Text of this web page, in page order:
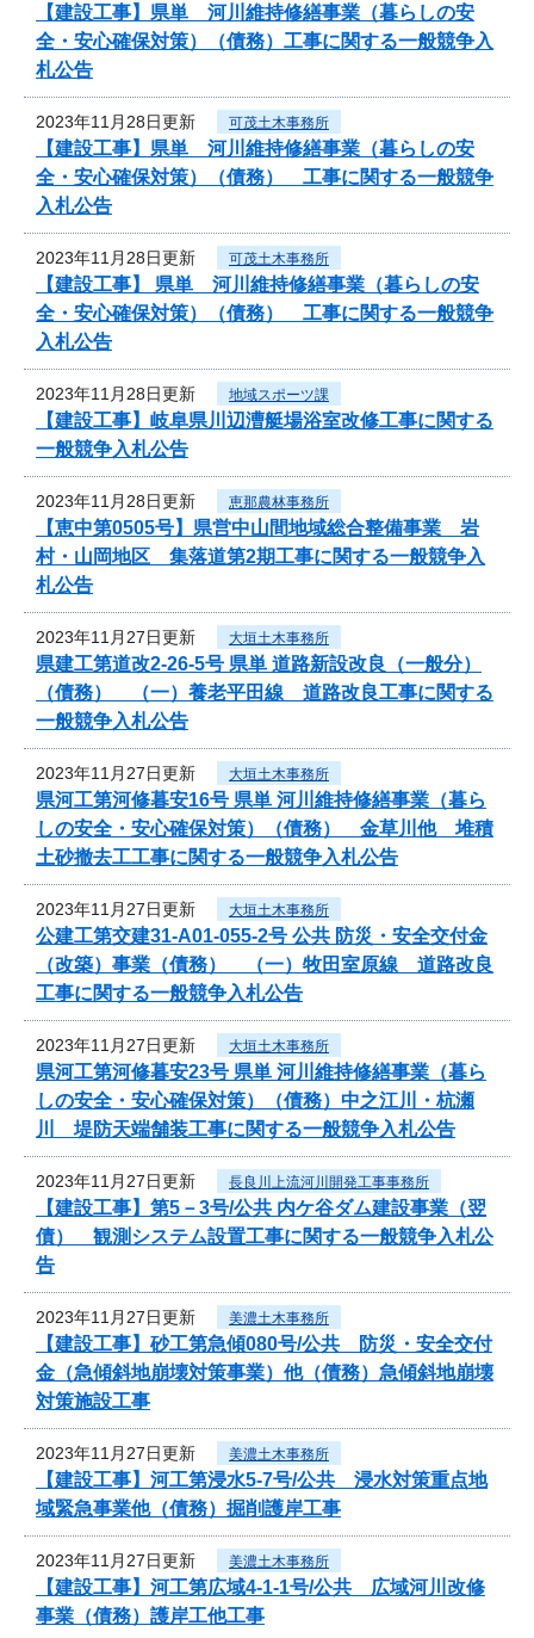
【建設工事】県単 河川維持修繕事業（暮らしの安
全・安心確保対策）（債務）工事に関する一般競争入
札公告
2023年11月28日更新 可茂土木事務所
【建設工事】県単 河川維持修繕事業（暮らしの安
全・安心確保対策）（債務） 工事に関する一般競争
入札公告
2023年11月28日更新 可茂土木事務所
【建設工事】 県単 河川維持修繕事業（暮らしの安
全・安心確保対策）（債務） 工事に関する一般競争
入札公告
2023年11月28日更新 地域スポーツ課
【建設工事】岐阜県川辺漕艇場浴室改修工事に関する
一般競争入札公告
2023年11月28日更新 恵那農林事務所
【恵中第0505号】県営中山間地域総合整備事業 岩
村・山岡地区 集落道第2期工事に関する一般競争入
札公告
2023年11月27日更新 大垣土木事務所
県建工第道改2-26-5号 県単 道路新設改良（一般分）
（債務） （一）養老平田線 道路改良工事に関する
一般競争入札公告
2023年11月27日更新 大垣土木事務所
県河工第河修暮安16号 県単 河川維持修繕事業（暮ら
しの安全・安心確保対策）（債務） 金草川他 堆積
土砂撤去工工事に関する一般競争入札公告
2023年11月27日更新 大垣土木事務所
公建工第交建31-A01-055-2号 公共 防災・安全交付金
（改築）事業（債務） （一）牧田室原線 道路改良
工事に関する一般競争入札公告
2023年11月27日更新 大垣土木事務所
県河工第河修暮安23号 県単 河川維持修繕事業（暮ら
しの安全・安心確保対策）（債務）中之江川・杭瀬
川 堤防天端舗装工事に関する一般競争入札公告
2023年11月27日更新 長良川上流河川開発工事事務所
【建設工事】第5－3号/公共 内ケ谷ダム建設事業（翌
債） 観測システム設置工事に関する一般競争入札公
告
2023年11月27日更新 美濃土木事務所
【建設工事】砂工第急傾080号/公共 防災・安全交付
金（急傾斜地崩壊対策事業）他（債務）急傾斜地崩壊
対策施設工事
2023年11月27日更新 美濃土木事務所
【建設工事】河工第浸水5-7号/公共 浸水対策重点地
域緊急事業他（債務）掘削護岸工事
2023年11月27日更新 美濃土木事務所
【建設工事】河工第広域4-1-1号/公共 広域河川改修
事業（債務）護岸工他工事